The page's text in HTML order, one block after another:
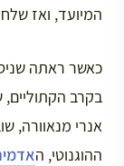
המיועד, ואז
כאשר ראתה
בקרב הקתוליים,
אנרי מנאוורה,
ההוגנוטי, ה